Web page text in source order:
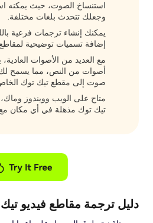
استنساخ الصوت، حيث يمكنه
وجعلك تتحدث بلغات مختلفة.
يمكنك إنشاء ترجمات فرعية
إضافة تسميات توضيحية
مع العديد من الأصوات
أصوات من النص، مما يسمح لك
صوت إلى مقطع تيك توك
متاح على الويب وويندوز
تيك توك مذهلة في أي مكان
دليل ترجمة مقاطع فيديو